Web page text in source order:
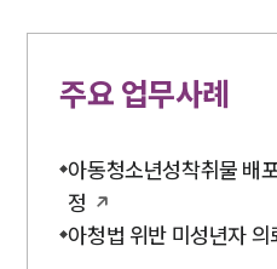
주요 업무사례
아동청소년성착취물 배
정
아청법 위반 미성년자